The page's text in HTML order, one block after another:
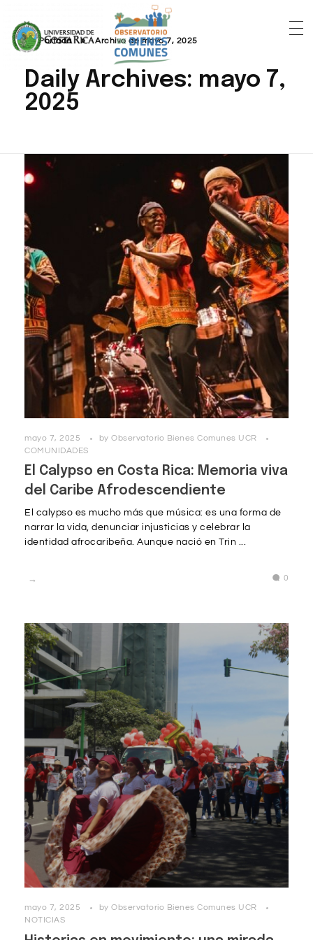
Portada » Archivo de mayo 7, 2025
Daily Archives: mayo 7,
2025
mayo 7, 2025 by Observatorio Bienes Comunes UCR
COMUNIDADES
El Calypso en Costa Rica: Memoria viva
del Caribe Afrodescendiente
El calypso es mucho más que música: es una forma de
narrar la vida, denunciar injusticias y celebrar la
identidad afrocaribeña. Aunque nació en Trin ...
0
mayo 7, 2025 by Observatorio Bienes Comunes UCR
NOTICIAS